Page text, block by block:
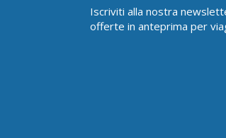
Iscriviti alla nostra
offerte in anteprima per